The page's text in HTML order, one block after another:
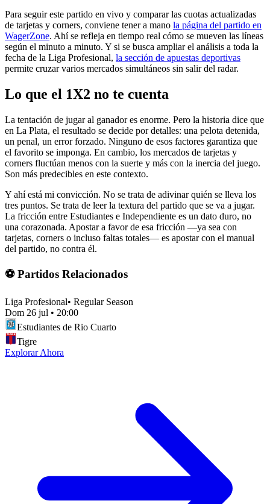
Para seguir este partido en vivo y comparar las cuotas actualizadas
de tarjetas y corners, conviene tener a mano la página del partido en
WagerZone. Ahí se refleja en tiempo real cómo se mueven las líneas
según el minuto a minuto. Y si se busca ampliar el análisis a toda la
fecha de la Liga Profesional, la sección de apuestas deportivas
permite cruzar varios mercados simultáneos sin salir del radar.
Lo que el 1X2 no te cuenta
La tentación de jugar al ganador es enorme. Pero la historia dice que
en La Plata, el resultado se decide por detalles: una pelota detenida,
un penal, un error forzado. Ninguno de esos factores garantiza que
el favorito se imponga. En cambio, los mercados de tarjetas y
corners fluctúan menos con la suerte y más con la inercia del juego.
Son más predecibles en este contexto.
Y ahí está mi convicción. No se trata de adivinar quién se lleva los
tres puntos. Se trata de leer la textura del partido que se va a jugar.
La fricción entre Estudiantes e Independiente es un dato duro, no
una corazonada. Apostar a favor de esa fricción —ya sea con
tarjetas, corners o incluso faltas totales— es apostar con el manual
del partido, no contra él.
⚽ Partidos Relacionados
Liga Profesional• Regular Season
Dom 26 jul • 20:00
Estudiantes de Rio Cuarto
Tigre
Explorar Ahora